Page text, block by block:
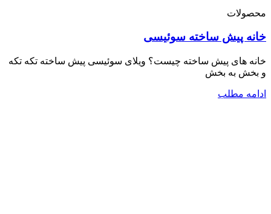
محصولات
خانه پیش ساخته سوئیسی
خانه های پیش ساخته چیست؟ ویلای سوئیسی پیش ساخته تکه تکه
و بخش به بخش
ادامه مطلب